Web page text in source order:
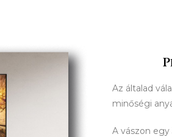
Az általad
minőségi
A vászon